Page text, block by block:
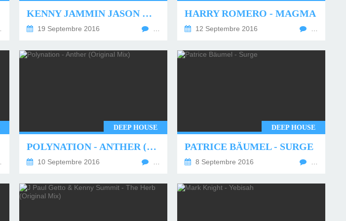
KENNY JAMMIN JASON & FAST EDDIE SMITH - CAN U DANCE
19 Septembre 2016
HARRY ROMERO - MAGMA
12 Septembre 2016
DEEP HOUSE
POLYNATION - ANTHER (ORIGINAL MIX)
10 Septembre 2016
DEEP HOUSE
PATRICE BÄUMEL - SURGE
8 Septembre 2016